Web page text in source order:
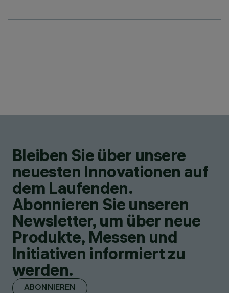
Bleiben Sie über unsere
neuesten Innovationen auf
dem Laufenden.
Abonnieren Sie unseren
Newsletter, um über neue
Produkte, Messen und
Initiativen informiert zu
werden.
ABONNIEREN